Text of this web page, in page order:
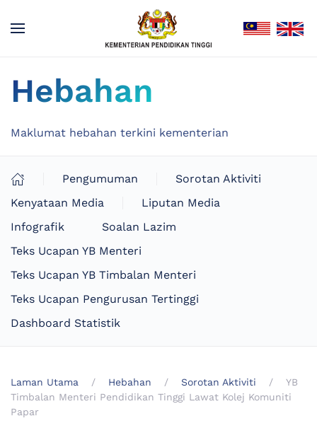
Hebahan
Maklumat hebahan terkini kementerian
Pengumuman
Sorotan Aktiviti
Kenyataan Media
Liputan Media
Infografik
Soalan Lazim
Teks Ucapan YB Menteri
Teks Ucapan YB Timbalan Menteri
Teks Ucapan Pengurusan Tertinggi
Dashboard Statistik
Laman Utama Hebahan Sorotan Aktiviti
YB
Timbalan Menteri Pendidikan Tinggi Lawat Kolej Komuniti
Papar